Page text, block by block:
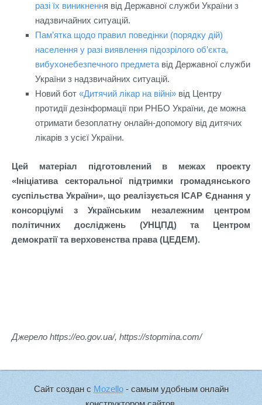
разі їх виникнення від Державної служби України з
надзвичайних ситуацій.
Пам’ятка щодо правил поведінки (порядку дій)
населення у разі виявлення підозрілого об’єкта,
вибухонебезпечного предмета від Державної служби
України з надзвичайних ситуацій.
Новий бот «Дитячий лікар на війні» від Центру
протидії дезінформації при РНБО України, де можна
отримати безоплатну онлайн-допомогу від дитячих
лікарів з усієї України.
Цей матеріал підготовлений в межах проекту
«Ініціатива секторальної підтримки громадянського
суспільства України», що реалізується ІСАР Єднання у
консорціумі з Українським незалежним центром
політичних досліджень (УНЦПД) та Центром
демократії та верховенства права (ЦЕДЕМ).
Джерело https://eo.gov.ua/, https://stopmina.com/
Сайт создан с Mozello- самым удобным онлайн